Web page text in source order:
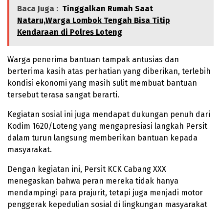
Baca Juga : Tinggalkan Rumah Saat
Nataru,Warga Lombok Tengah Bisa Titip
Kendaraan di Polres Loteng
Warga penerima bantuan tampak antusias dan
berterima kasih atas perhatian yang diberikan, terlebih
kondisi ekonomi yang masih sulit membuat bantuan
tersebut terasa sangat berarti.
Kegiatan sosial ini juga mendapat dukungan penuh dari
Kodim 1620/Loteng yang mengapresiasi langkah Persit
dalam turun langsung memberikan bantuan kepada
masyarakat.
Dengan kegiatan ini, Persit KCK Cabang XXX
menegaskan bahwa peran mereka tidak hanya
mendampingi para prajurit, tetapi juga menjadi motor
penggerak kepedulian sosial di lingkungan masyarakat